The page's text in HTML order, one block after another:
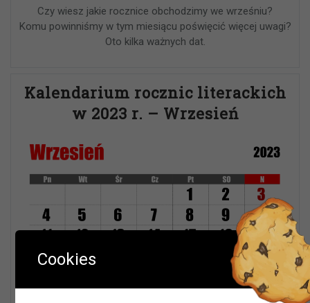
Czy wiesz jakie rocznice obchodzimy we wrześniu?
Komu powinniśmy w tym miesiącu poświęcić więcej uwagi?
Oto kilka ważnych dat.
Kalendarium rocznic literackich
w 2023 r. – Wrzesień
W okresie wakacji biblioteki w Olszynie i w Hadrze oraz
Cookies